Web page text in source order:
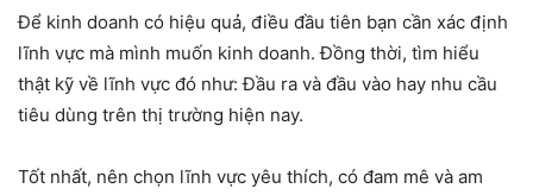
Để kinh doanh có hiệu quả, điều đầu tiên bạn cần xác định
lĩnh vực mà mình muốn kinh doanh. Đồng thời, tìm hiểu
thật kỹ về lĩnh vực đó như: Đầu ra và đầu vào hay nhu cầu
tiêu dùng trên thị trường hiện nay.
Tốt nhất, nên chọn lĩnh vực yêu thích, có đam mê và am